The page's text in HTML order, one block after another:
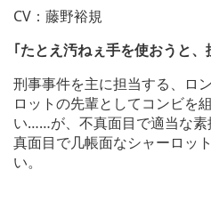
CV：藤野裕規
｢たとえ汚ねぇ手を使おうと
刑事事件を主に担当する、ロ
ロットの先輩としてコンビを
い……が、不真面目で適当な
真面目で几帳面なシャーロッ
い。